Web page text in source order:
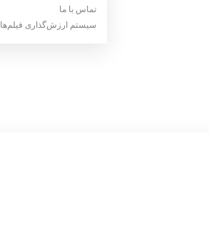
تماس با ما
سیستم ارزش‌گذاری فیلم‌ها